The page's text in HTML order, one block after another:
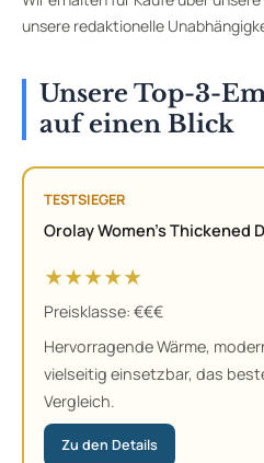
unsere redaktionelle
Unsere Top-3-
auf einen Blick
TESTSIEGER
Orolay Women’s Thickened
★★★★★
Preisklasse: €€€
Hervorragende Wärme,
vielseitig einsetzbar, das
Vergleich.
Zu den Details